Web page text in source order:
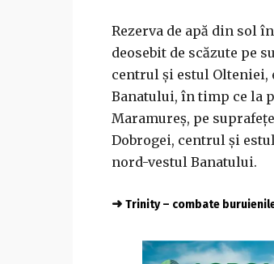
Rezerva de apă din sol
deosebit de scăzute pe
centrul şi estul
Banatului, în timp ce la
Maramureş, pe
Dobrogei, centrul şi
nord-vestul Banatului.
➜ Trinity – combate